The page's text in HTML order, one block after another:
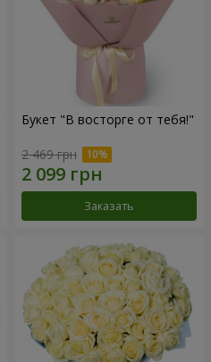
Букет "В восторге от тебя!"
2 469 грн
Заказать